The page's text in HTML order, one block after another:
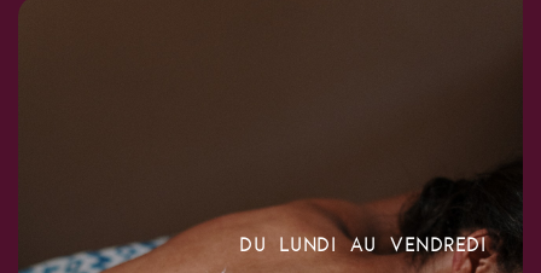
DU LUNDI AU VENDREDI